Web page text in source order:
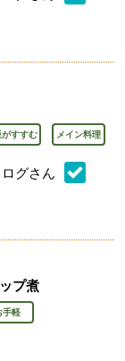
がすすむ メイン料理
グさん
プ煮
手軽